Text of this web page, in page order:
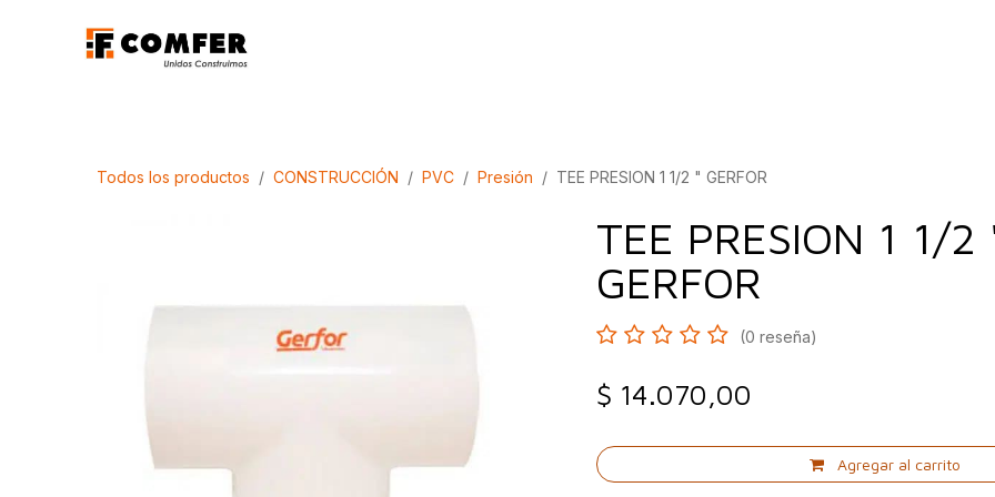
Todos los productos CONSTRUCCIÓN PVC Presión TEE PRESION 1 1/2 " GERFOR
TEE PRESION 1 1/2
GERFOR
(0 reseña)
$ 14.070,00
Agregar al carrito